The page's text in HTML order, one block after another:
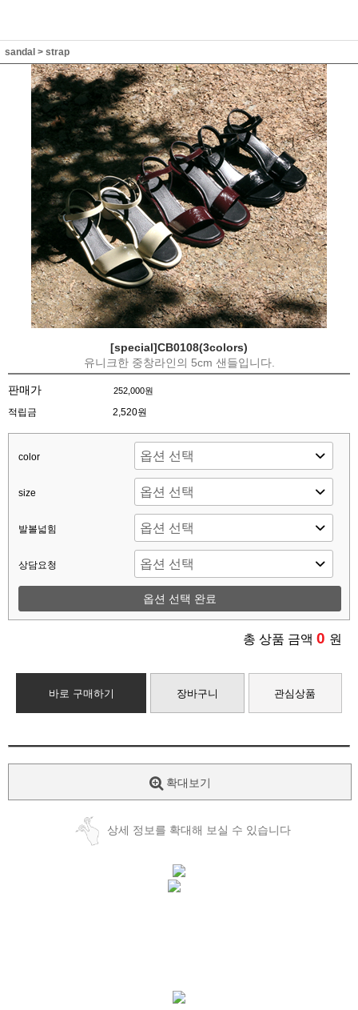
sandal > strap
[special]CB0108(3colors)
유니크한 중창라인의 5cm 샌들입니다.
판매가 252,000원
적립금 2,520원
color
size
발볼넓힘
상담요청
옵션 선택 완료
총 상품 금액 0 원
바로 구매하기 장바구니 관심상품
확대보기
상세 정보를 확대해 보실 수 있습니다